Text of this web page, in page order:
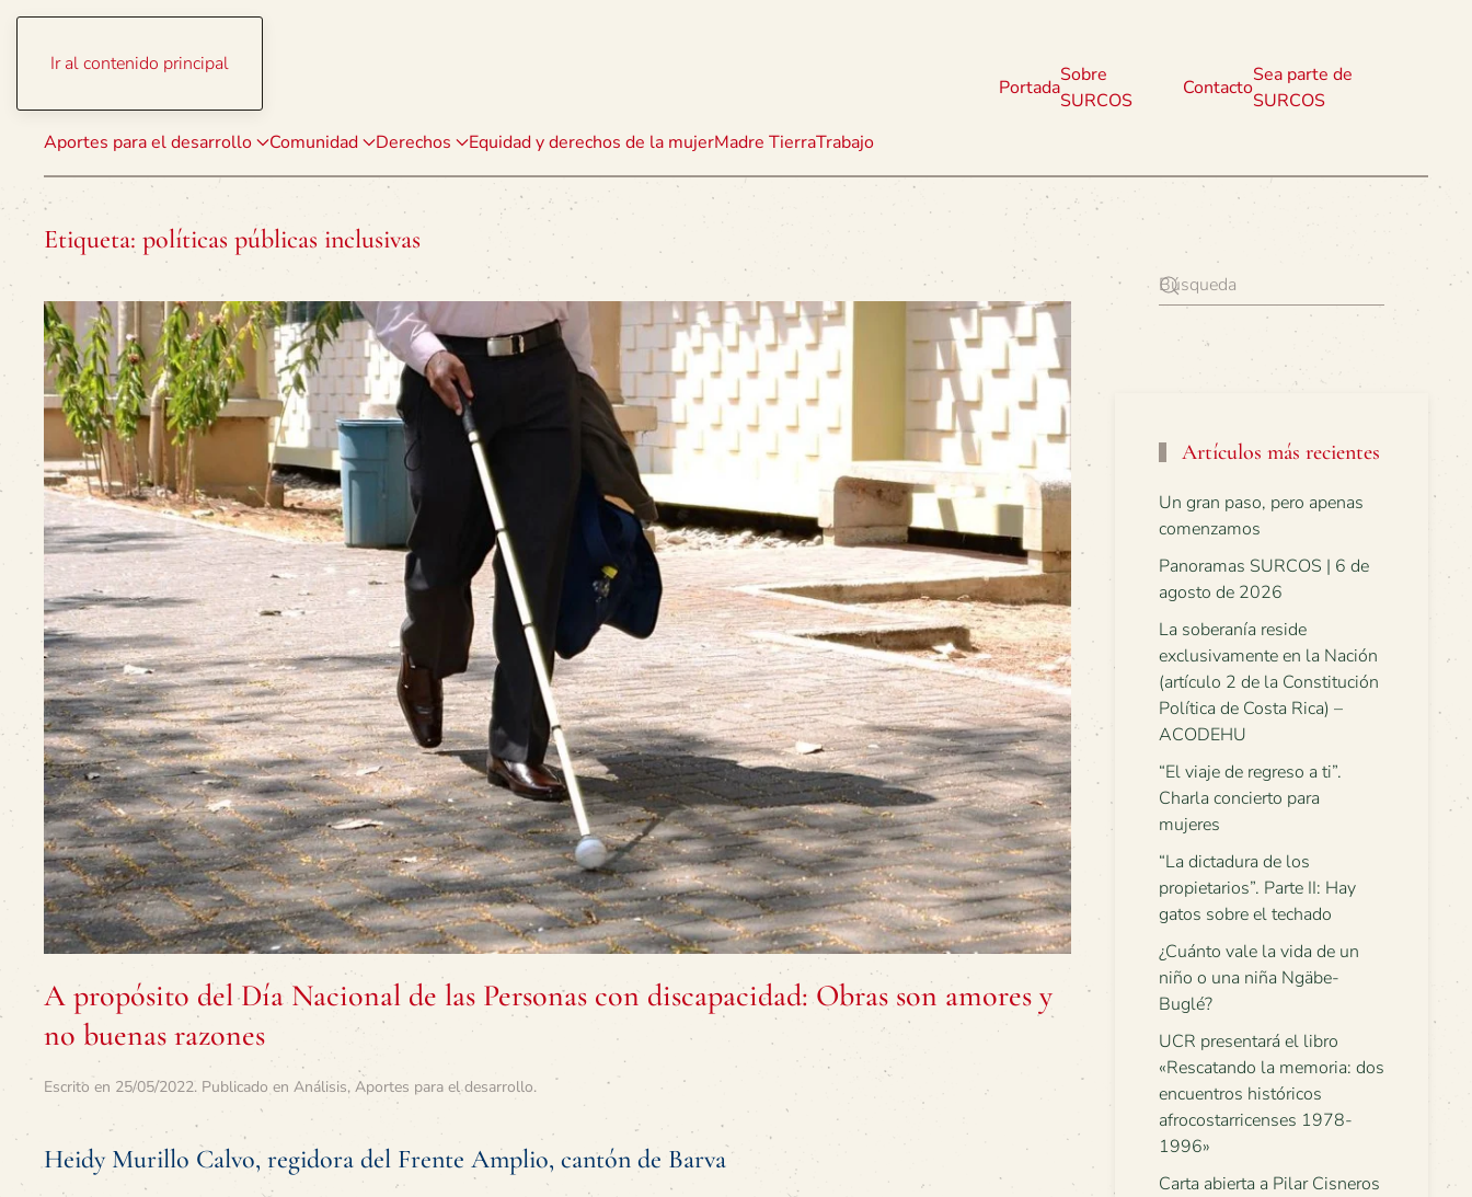
Ir al contenido principal
Aportes para el desarrollo Comunidad Derechos Equidad y derechos de la mujerMadre TierraTrabajo
Portada
Sobre
SURCOS
Contacto
Sea parte de
SURCOS
Etiqueta: políticas públicas inclusivas
A propósito del Día Nacional de las Personas con discapacidad: Obras son amores y
no buenas razones
Escrito en 25/05/2022. Publicado en Análisis, Aportes para el desarrollo.
Heidy Murillo Calvo, regidora del Frente Amplio, cantón de Barva
Artículos más recientes
Un gran paso, pero apenas
comenzamos
Panoramas SURCOS | 6 de
agosto de 2026
La soberanía reside
exclusivamente en la Nación
(artículo 2 de la Constitución
Política de Costa Rica) –
ACODEHU
“El viaje de regreso a ti”.
Charla concierto para
mujeres
“La dictadura de los
propietarios”. Parte II: Hay
gatos sobre el techado
¿Cuánto vale la vida de un
niño o una niña Ngäbe-
Buglé?
UCR presentará el libro
«Rescatando la memoria: dos
encuentros históricos
afrocostarricenses 1978-
1996»
Carta abierta a Pilar Cisneros